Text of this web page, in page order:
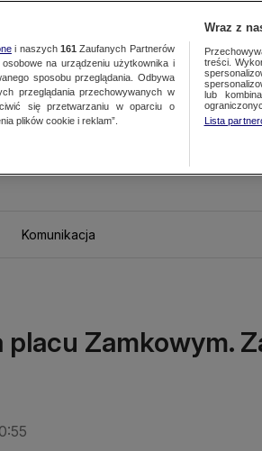
Komunikacja
placu Zamkowym.
i naszych 161 Zaufanych Partnerów
na urządzeniu użytkownika i
sposobu przeglądania. Odbywa
przeglądania przechowywanych w
się przetwarzaniu w oparciu o
plików cookie i reklam”.
Wraz z
treści.
lub
Lista